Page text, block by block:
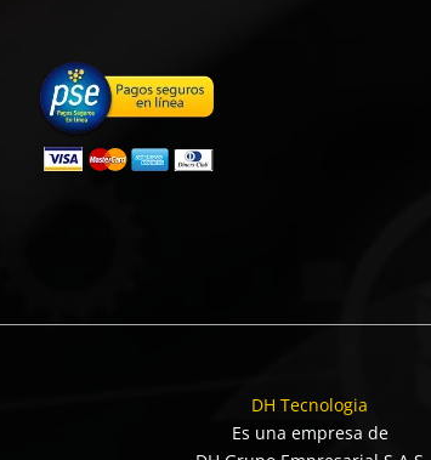
DH Tecnologia
Es una empresa de